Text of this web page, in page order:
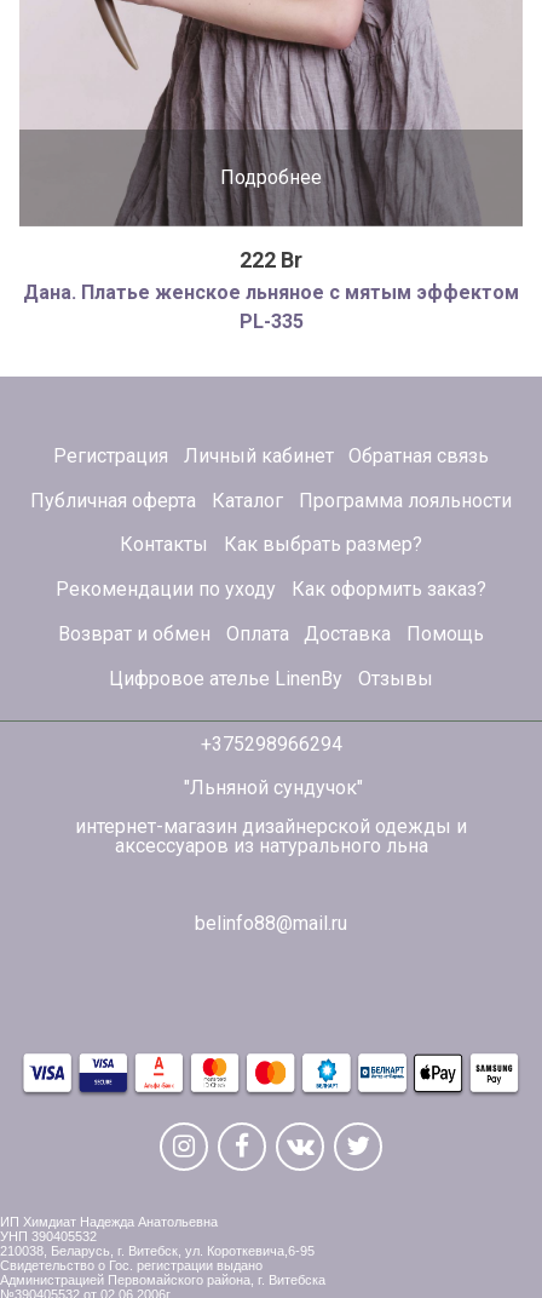
Подробнее
222 Br
Дана. Платье женское льняное с мятым эффектом
PL-335
Регистрация Личный кабинет
Обратная связь
Публичная оферта
Каталог
Программа лояльности
Контакты
Как выбрать размер?
Рекомендации по уходу
Как оформить заказ?
Возврат и обмен
Оплата Доставка
Помощь
Цифровое ателье LinenBy
Отзывы
+375298966294
"Льняной сундучок"
интернет-магазин дизайнерской одежды и
аксессуаров из натурального льна
belinfo88@mail.ru
ИП Химдиат Надежда Анатольевна
УНП 390405532
210038, Беларусь, г. Витебск, ул. Короткевича,6-95
Свидетельство о Гос. регистрации выдано
Администрацией Первомайского района, г. Витебска
№390405532 от 02.06.2006г.